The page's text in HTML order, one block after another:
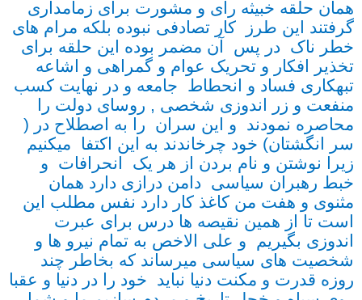
همان حلقه خبیثه رای و مشورت برای زمامداری
گرفتند این طرز کار تصادفی نبوده بلکه مرام های
خطر ناک در پس آن مضمر بوده این حلقه برای
تخذیر افکار و تحریک عوام و گمراهی و اشاعه
تبهکاری فساد و انحطاط جامعه و در نهایت کسب
منفعت و زر اندوزی شخصی , روسای دولت را
محاصره نمودند و این سران را به اصطلاح در (
سر انگشتان) خود چرخاندند به این اکتفا میکنیم
زیرا نوشتن و نام بردن از هر یک انحرافات و
خبط رهبران سیاسی دامن درازی دارد همان
مثنوی و هفت من کاغذ کار دارد نفس مطلب این
است تا از همین نقیصه ها درس برای عبرت
اندوزی بگیریم و علی الاخص به تمام نیرو ها و
شخصیت های سیاسی میرساند که بخاطر چند
روزه قدرت و مکنت دنیا نباید خود را در دنیا و عقبا